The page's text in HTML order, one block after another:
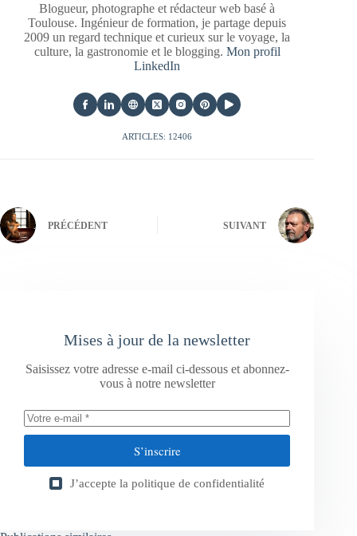
Blogueur, photographe et rédacteur web basé à
Toulouse. Ingénieur de formation, je partage depuis
2009 un regard technique et curieux sur le voyage, la
culture, la gastronomie et le blogging. Mon profil
LinkedIn
ARTICLES: 12406
PRÉCÉDENT SUIVANT
Mises à jour de la newsletter
Saisissez votre adresse e-mail ci-dessous et abonnez-
vous à notre newsletter
S’inscrire
J’accepte la politique de confidentialité